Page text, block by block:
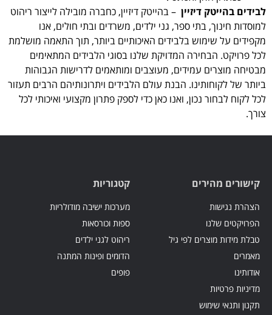
לבידים בהייטק דיזיין – בהייטק דיזיין, כחברה מובילה לייצור ריהוט
למוסדות חינוך, בתי ספר, גני ילדים, משרדים ובתי חולים, אנו
מקפידים על שימוש בלבידים האיכותיים ביותר, תוך התאמה מושלמת
לכל פרויקט. הבחירה המדויקת שלנו בסוגי הלבידים המתאימים
מבטיחה מוצרים עמידים, מעוצבים ומותאמים לדרישות הגבוהות
ביותר של לקוחותינו. הבנת עולם הלבידים ויתרונותיהם הרבים תעזור
לכל לקוח לבחור נכון, ואנו כאן כדי לספק פתרון מקצועי ואיכותי לכל
צורך.
קישורים מהירים
הצהרת נגישות
הפרויקטים שלנו
טבלת מידות מוצרים לפי גיל
מאמרים
אודותינו
מדיניות פרטיות
תקנון ותנאי שימוש
קטגוריות
מערכות ישיבה מודולריות
ספות וכורסאות
ריהוט לגני ילדים
הדומים ופינות המתנה
פופים